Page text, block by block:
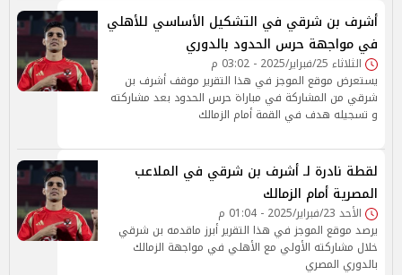
أشرف بن شرقي في التشكيل الأساسي للأهلي
في مواجهة حرس الحدود بالدوري
الثلاثاء 25/فبراير/2025 - 03:02 م
يستعرض موقع الموجز في هذا التقرير موقف أشرف بن
شرقي من المشاركة في مباراة حرس الحدود بعد مشاركته
و تسجيله هدف في القمة أمام الزمالك
لقطة نادرة لـ أشرف بن شرقي في الملاعب
المصرية أمام الزمالك
الأحد 23/فبراير/2025 - 01:04 م
يرصد موقع الموجز في هذا التقرير أبرز ماقدمه بن شرقي
خلال مشاركته الأولي مع الأهلي في مواجهة الزمالك
بالدوري المصري